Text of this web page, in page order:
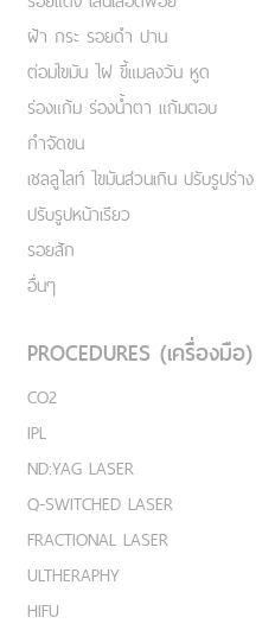
ฝ้า กระ รอยดำ ปาน
ต่อมไขมัน ไฝ ขี้แมลงวัน หูด
ร่องแก้ม ร่องน้ำตา แก้มตอบ
กำจัดขน
เชลลูไลท์ ไขมันส่วนเกิน ปรับรูปร่าง
ปรับรูปหน้าเรียว
รอยสัก
อื่นๆ
PROCEDURES (เครื่องมือ)
CO2
IPL
ND:YAG LASER
Q-SWITCHED LASER
FRACTIONAL LASER
ULTHERAPHY
HIFU